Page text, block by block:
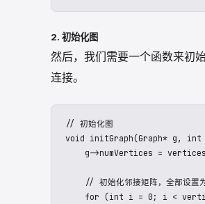
2. 初始化图
然后，我们需要一个函数来初
// 初始化图
void initGraph(Graph* g,
// 初始化邻接矩阵，全部设置